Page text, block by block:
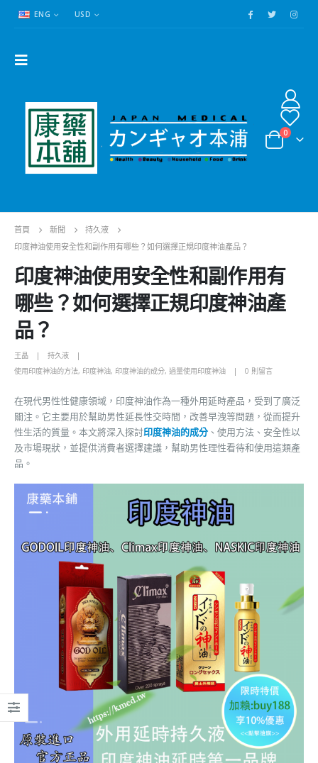
ENG USD
0
首頁 新聞
持久液
印度神油使用安全性和副作用有哪些？如何選擇正規印度神油產品？
印度神油使用安全性和副作用有
哪些？如何選擇正規印度神油產
品？
王晶
持久液
使用印度神油的方法, 印度神油, 印度神油的成分, 過量使用印度神油 0 則留言
在現代男性性健康領域，印度神油作為一種外用延時產品，受到了廣泛
關注。它主要用於幫助男性延長性交時間，改善早洩等問題，從而提升
性生活的質量。本文將深入探討印度神油的成分 、使用方法、安全性以
及市場現狀，並提供消費者選擇建議，幫助男性理性看待和使用這類產
品。